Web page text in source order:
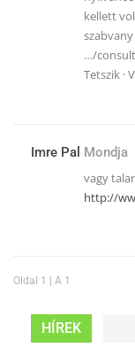
kellett
…/
Tetszik ·
Imre Pal Mondja
vagy
http://
Oldal 1 | A 1
HÍREK